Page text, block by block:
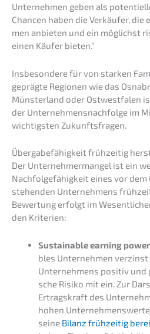
Unter­neh­men geben als
Chancen haben die Verkäu­fer,
men anbie­ten und ein möglichst
einen Käufer bieten.“
Insbe­son­de­re für von starken
gepräg­te Regio­nen wie das
Münster­land oder Ostwest­fa­len
der Unternehmens­nachfolge im
wichtigs­ten Zukunftsfragen.
Überga­be­fä­hig­keit frühzei­tig
Der Unter­neh­mer­man­gel ist ein
Nachfol­ge­fä­hig­keit eines vor dem
stehen­den Unter­neh­mens
Bewer­tung erfolgt im
den Kriterien:
Sustainable earning
bles Unter­neh­men verzinst
Unter­neh­mens positiv
sche Risiko mit ein. Zur
Ertrags­kraft des
hohen
seine Bilanz frühzei­tig